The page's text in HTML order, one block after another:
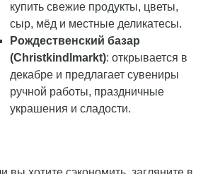
купить свежие продукты, цветы,
сыр, мёд и местные деликатесы.
Рождественский базар
(Christkindlmarkt): открывается в
декабре и предлагает сувениры
ручной работы, праздничные
украшения и сладости.